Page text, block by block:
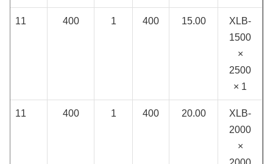
XLB-
1500
×
2500
× 1
15.00
400
1
400
11
XLB-
2000
×
20.00
400
1
400
11